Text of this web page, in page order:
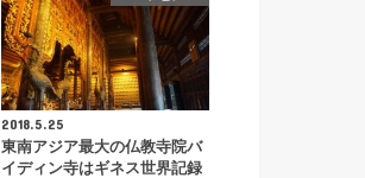
2018.5.25
東南アジア最大の仏教寺院バ
イディン寺はギネス世界記録